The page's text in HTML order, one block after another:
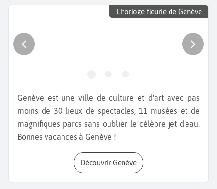
L'horloge fleurie de Genève
Genève est une ville de culture et d'art avec pas
moins de 30 lieux de spectacles, 11 musées et de
magnifiques parcs sans oublier le célèbre jet d'eau.
Bonnes vacances à Genève !
Découvrir Genève